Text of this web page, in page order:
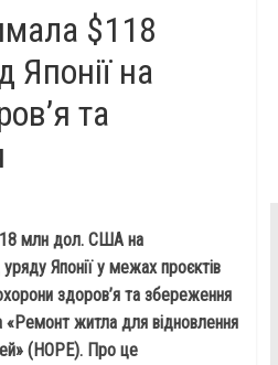
$118
Японії на
та
млн дол. США на
Японії у межах проєктів
здоров’я та збереження
житла для відновлення
(HOPE). Про це